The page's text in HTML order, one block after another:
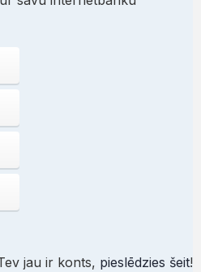
jau ir konts, pieslēdzies šeit!